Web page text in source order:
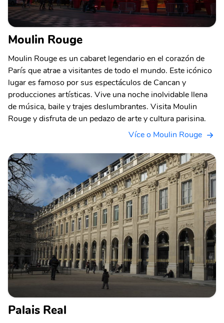
Moulin Rouge
Moulin Rouge es un cabaret legendario en el corazón de
París que atrae a visitantes de todo el mundo. Este icónico
lugar es famoso por sus espectáculos de Cancan y
producciones artísticas. Vive una noche inolvidable llena
de música, baile y trajes deslumbrantes. Visita Moulin
Rouge y disfruta de un pedazo de arte y cultura parisina.
Více o Moulin Rouge
Palais Real